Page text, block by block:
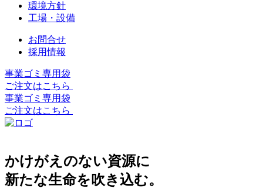
環境方針
工場・設備
お問合せ
採用情報
事業ゴミ専用袋
ご注文はこちら
事業ゴミ専用袋
ご注文はこちら
かけがえのない資源に
新たな生命を吹き込む。